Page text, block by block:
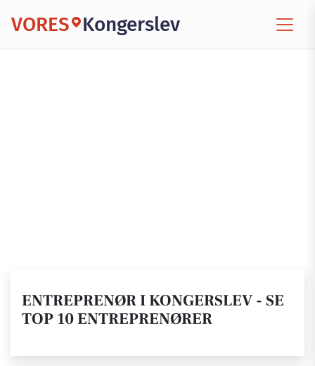
VORES Kongerslev
ENTREPRENØR I KONGERSLEV - SE
TOP 10 ENTREPRENØRER